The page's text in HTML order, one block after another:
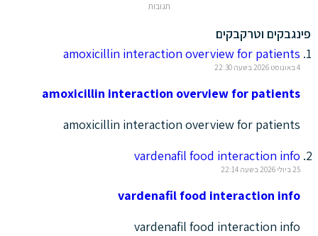
תגובות
פינגבקים וטרקבקים
amoxicillin interaction overview for patients
4 באוגוסט 2026 בשעה 22:30
amoxicillin interaction overview for patients
amoxicillin interaction overview for patients
vardenafil food interaction info
25 ביולי 2026 בשעה 22:14
vardenafil food interaction info
vardenafil food interaction info